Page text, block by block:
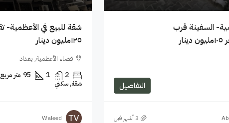
السفينة قرب
التفاصيل
١٢٥مليون دينار
قضاء الأعظمية, بغداد
2
1
95 متر مربع
شقة, سكني
Waleed